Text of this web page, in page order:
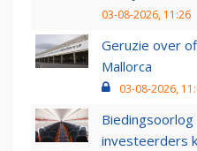
03-08-2026, 11:26
Geruzie over
Mallorca
03-08-2026,
investeerders